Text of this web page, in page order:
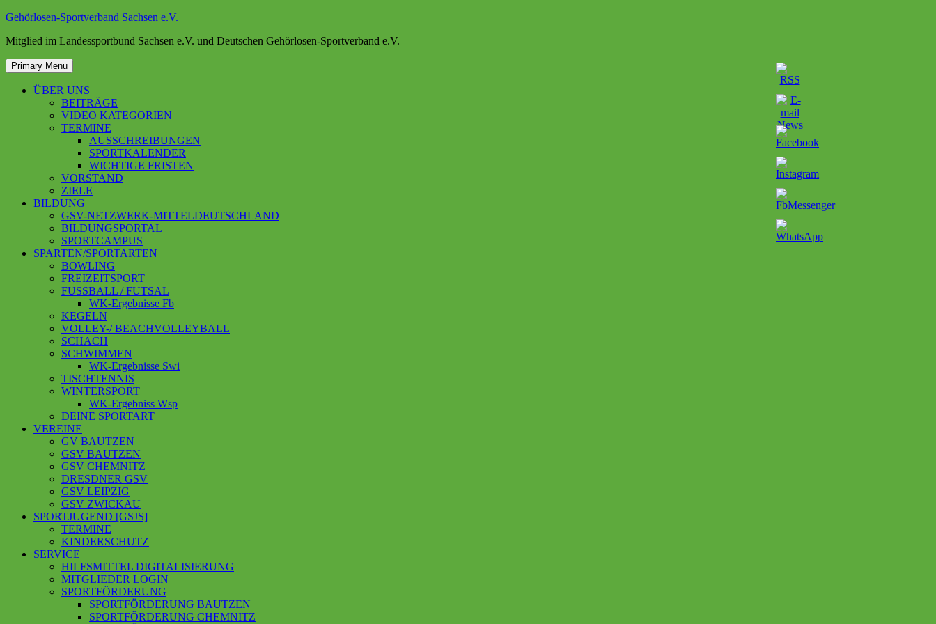
Skip
content
Gehörlosen-Sportverband Sachsen e.V.
Mitglied im Landessportbund Sachsen e.V. und Deutschen Gehörlosen-Sportverband e.V.
Primary Menu
ÜBER UNS
BEITRÄGE
VIDEO KATEGORIEN
TERMINE
AUSSCHREIBUNGEN
SPORTKALENDER
WICHTIGE FRISTEN
VORSTAND
ZIELE
BILDUNG
GSV-NETZWERK-MITTELDEUTSCHLAND
BILDUNGSPORTAL
SPORTCAMPUS
SPARTEN/SPORTARTEN
BOWLING
FREIZEITSPORT
FUSSBALL / FUTSAL
WK-Ergebnisse Fb
KEGELN
VOLLEY-/ BEACHVOLLEYBALL
SCHACH
SCHWIMMEN
WK-Ergebnisse Swi
TISCHTENNIS
WINTERSPORT
WK-Ergebniss Wsp
DEINE SPORTART
VEREINE
GV BAUTZEN
GSV BAUTZEN
GSV CHEMNITZ
DRESDNER GSV
GSV LEIPZIG
GSV ZWICKAU
SPORTJUGEND [GSJS]
TERMINE
KINDERSCHUTZ
SERVICE
HILFSMITTEL DIGITALISIERUNG
MITGLIEDER LOGIN
SPORTFÖRDERUNG
SPORTFÖRDERUNG BAUTZEN
SPORTFÖRDERUNG CHEMNITZ